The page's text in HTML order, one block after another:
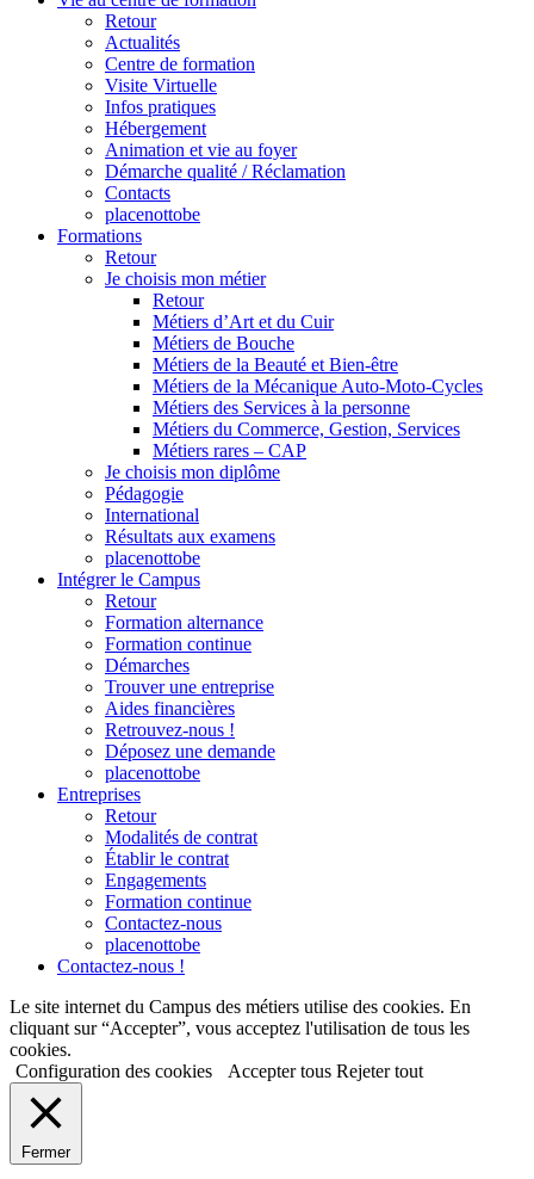
Retour
Actualités
Centre de formation
Visite Virtuelle
Infos pratiques
Hébergement
Animation et vie au foyer
Démarche qualité / Réclamation
Contacts
placenottobe
Formations
Retour
Je choisis mon métier
Retour
Métiers d’Art et du Cuir
Métiers de Bouche
Métiers de la Beauté et Bien-être
Métiers de la Mécanique Auto-Moto-Cycles
Métiers des Services à la personne
Métiers du Commerce, Gestion, Services
Métiers rares – CAP
Je choisis mon diplôme
Pédagogie
International
Résultats aux examens
placenottobe
Intégrer le Campus
Retour
Formation alternance
Formation continue
Démarches
Trouver une entreprise
Aides financières
Retrouvez-nous !
Déposez une demande
placenottobe
Entreprises
Retour
Modalités de contrat
Établir le contrat
Engagements
Formation continue
Contactez-nous
placenottobe
Contactez-nous !
Le site internet du Campus des métiers utilise des cookies. En
cliquant sur “Accepter”, vous acceptez l'utilisation de tous les
cookies.
Configuration des cookies
Accepter tous Rejeter tout
Fermer